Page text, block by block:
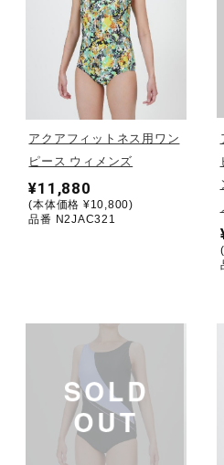
テニス／ソフトテニス
バドミントン
陸上競技
ソフトボール
柔道
ウィンタースポーツ
アクアフィットネス用ワン
ピース ウィメンズ
¥11,880
(本体価格 ¥10,800)
品番 N2JAC321